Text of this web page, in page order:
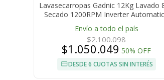
Lavasecarropas Gadnic 12Kg Lavado
Secado 1200RPM Inverter
Frontal 1800W
Envío a todo el país
$2.100.098
$1.050.049 50% OFF
DESDE 6 CUOTAS SIN INTERÉS